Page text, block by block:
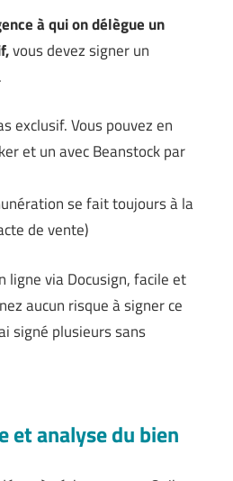
à qui on délègue un
vous devez signer un
exclusif. Vous pouvez en
et un avec Beanstock par
se fait toujours à la
de vente)
ligne via Docusign, facile et
aucun risque à signer ce
signé plusieurs sans
et analyse du bien